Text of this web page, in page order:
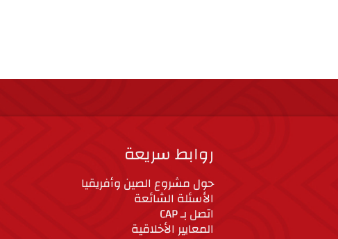
روابط سريعة
حول مشروع الصين وأفريقيا
الأسئلة الشائعة
اتصل بـ CAP
المعايير الأخلاقية